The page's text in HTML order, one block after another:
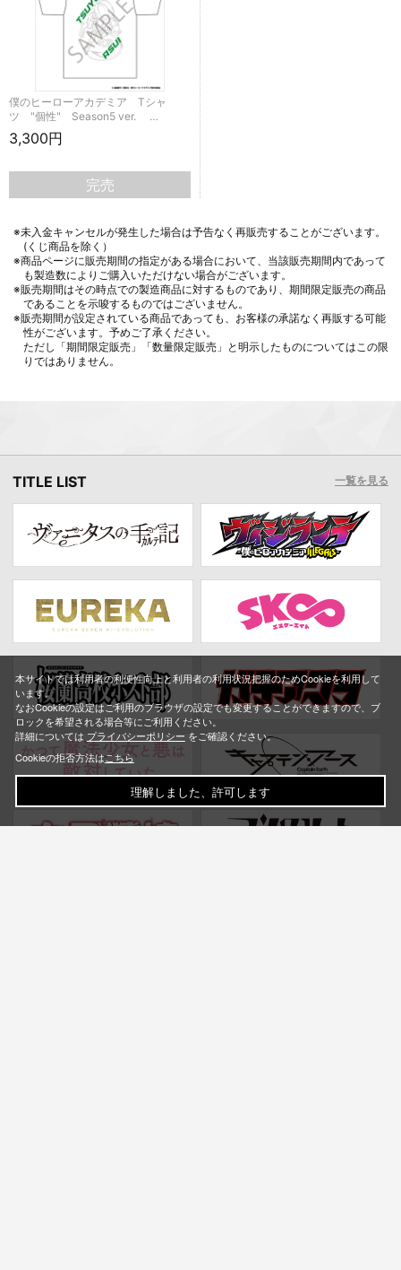
僕のヒーローアカデミア Tシャ
ツ "個性" Season5 ver. …
3,300円
完売
※未入金キャンセルが発生した場合は予告なく再販売することがございます。
(くじ商品を除く）
※商品ページに販売期間の指定がある場合において、当該販売期間内であって
も製造数によりご購入いただけない場合がございます。
※販売期間はその時点での製造商品に対するものであり、期間限定販売の商品
であることを示唆するものではございません。
※販売期間が設定されている商品であっても、お客様の承諾なく再販する可能
性がございます。予めご了承ください。
ただし「期間限定販売」「数量限定販売」と明示したものについてはこの限
りではありません。
TITLE LIST 一覧を見る
本サイトでは利用者の利便性向上と利用者の利用状況把握のためCookieを利用して
います。
なおCookieの設定はご利用のブラウザの設定でも変更することができますので、ブ
ロックを希望される場合等にご利用ください。
詳細については プライバシーポリシー をご確認ください。
Cookieの拒否方法はこちら
理解しました、許可します